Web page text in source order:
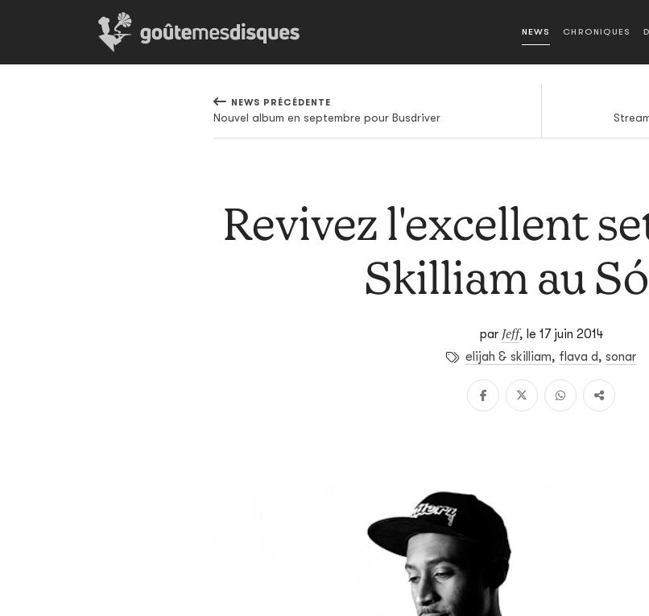
NEWS CHRONIQUES
NEWS PRÉCÉDENTE
Nouvel album en septembre pour Busdriver
Revivez l'excellent
Skilliam au
par Jeff, le 17 juin 2014
elijah & skilliam, flava d, sonar